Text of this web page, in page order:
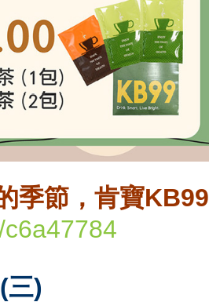
季節，肯寶KB99
三)